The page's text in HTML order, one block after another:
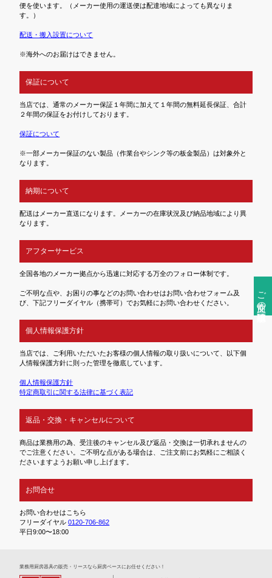
ご注文前の確認事項
便を使います。（メーカー使用の運送便は配達地域によっても異なりま
す。）
配送・搬入設置について
※海外へのお届けはできません。
保証について
当店では、通常のメーカー保証１年間に加えて１年間の無料延長保証、合計
２年間の保証をお付けしております。
保証について
※一部メーカー保証のない製品（作業台やシンク等の板金製品）は対象外と
なります。
納期について
配送はメーカー直送になります。メーカーの在庫状況及び納品地域により異
なります。
アフターサービス
全国各地のメーカー拠点から迅速に対応する万全のフォロー体制です。
ご不明な点や、お困りの事などのお問い合わせはお問い合わせフォーム及
び、下記フリーダイヤル（携帯可）でお気軽にお問い合わせください。
個人情報保護方針
当店では、ご利用いただいたお客様の個人情報の取り扱いについて、以下個
人情報保護方針に則った管理を徹底しています。
個人情報保護方針
特定商取引に関する法律に基づく表記
返品・交換・キャンセルについて
商品は業務用の為、受注後のキャンセル及び返品・交換は一切承れませんの
でご注意ください。ご不明な点がある場合は、ご注文前にお気軽にご相談く
ださいますようお願い申し上げます。
お問合せ
お問い合わせはこちら
フリーダイヤル0120-706-862
平日9:00〜18:00
業務⽤厨房器具の販売・リースなら厨房ベースにお任せください！